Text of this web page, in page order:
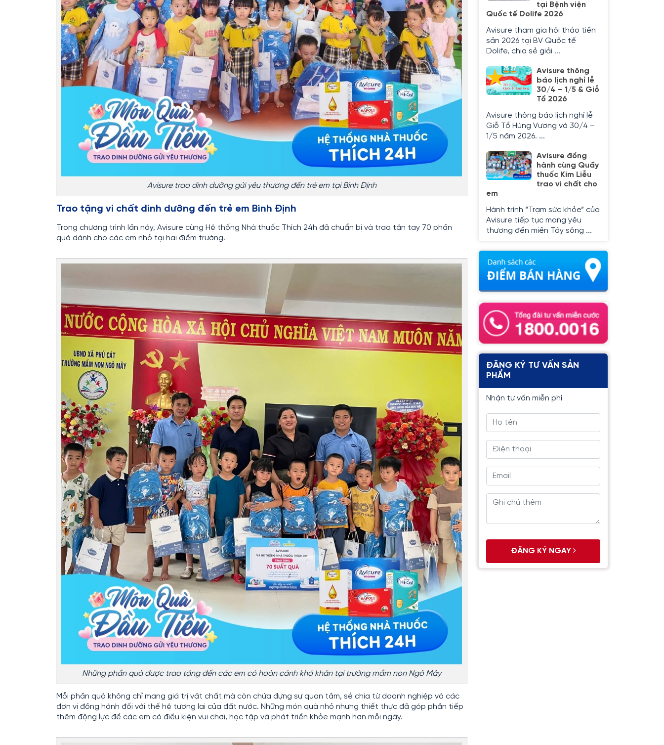
Avisure trao dinh dưỡng gửi yêu thương đến trẻ em tại Bình Định
Trao tặng vi chất dinh dưỡng đến trẻ em Bình Định
Trong chương trình lần này, Avisure cùng Hệ thống Nhà thuốc Thích 24h đã chuẩn bị và trao tận tay 70 phần
quà dành cho các em nhỏ tại hai điểm trường.
Những phần quà được trao tặng đến các em có hoàn cảnh khó khăn tại trường mầm non Ngô Mây
Mỗi phần quà không chỉ mang giá trị vật chất mà còn chứa đựng sự quan tâm, sẻ chia từ doanh nghiệp và các
đơn vị đồng hành đối với thế hệ tương lai của đất nước. Những món quà nhỏ nhưng thiết thực đã góp phần tiếp
thêm động lực để các em có điều kiện vui chơi, học tập và phát triển khỏe mạnh hơn mỗi ngày.
tại Bệnh viện
Quốc tế Dolife 2026
Avisure tham gia hội thảo tiền
sản 2026 tại BV Quốc tế
Dolife, chia sẻ giải ...
Avisure thông
báo lịch nghỉ lễ
30/4 – 1/5 & Giỗ
Tổ 2026
Avisure thông báo lịch nghỉ lễ
Giỗ Tổ Hùng Vương và 30/4 –
1/5 năm 2026. ...
Avisure đồng
hành cùng Quầy
thuốc Kim Liễu
trao vi chất cho
em
Hành trình “Trạm sức khỏe” của
Avisure tiếp tục mang yêu
thương đến miền Tây sông ...
ĐĂNG KÝ TƯ VẤN SẢN
PHẨM
Nhận tư vấn miễn phí
ĐĂNG KÝ NGAY